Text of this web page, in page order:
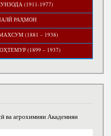
(1911-1977)
РАҲМОН
(1881 – 1938)
(1899 – 1937)
ва агрохимияи Академияи